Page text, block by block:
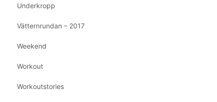
Underkropp
Vätternrundan – 2017
Weekend
Workout
Workoutstories